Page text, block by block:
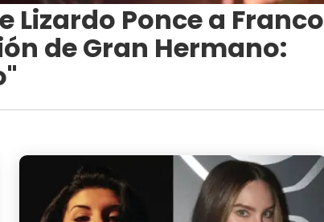
Lizardo Ponce a Franco
de Gran Hermano: